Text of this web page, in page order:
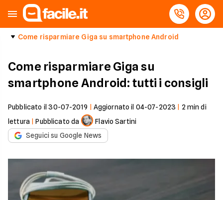
Come risparmiare Giga su smartphone Android
Come risparmiare Giga su
smartphone Android: tutti i consigli
Pubblicato il 30-07-2019 Aggiornato il 04-07-2023 2 min di
lettura |Pubblicato da
Flavio Sartini
Seguici su Google News